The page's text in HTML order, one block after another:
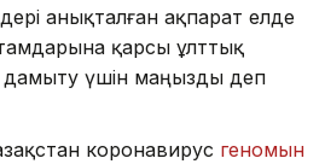
анықталған ақпарат елде
қарсы ұлттық
дамыту үшін маңызды деп
коронавирус геномын